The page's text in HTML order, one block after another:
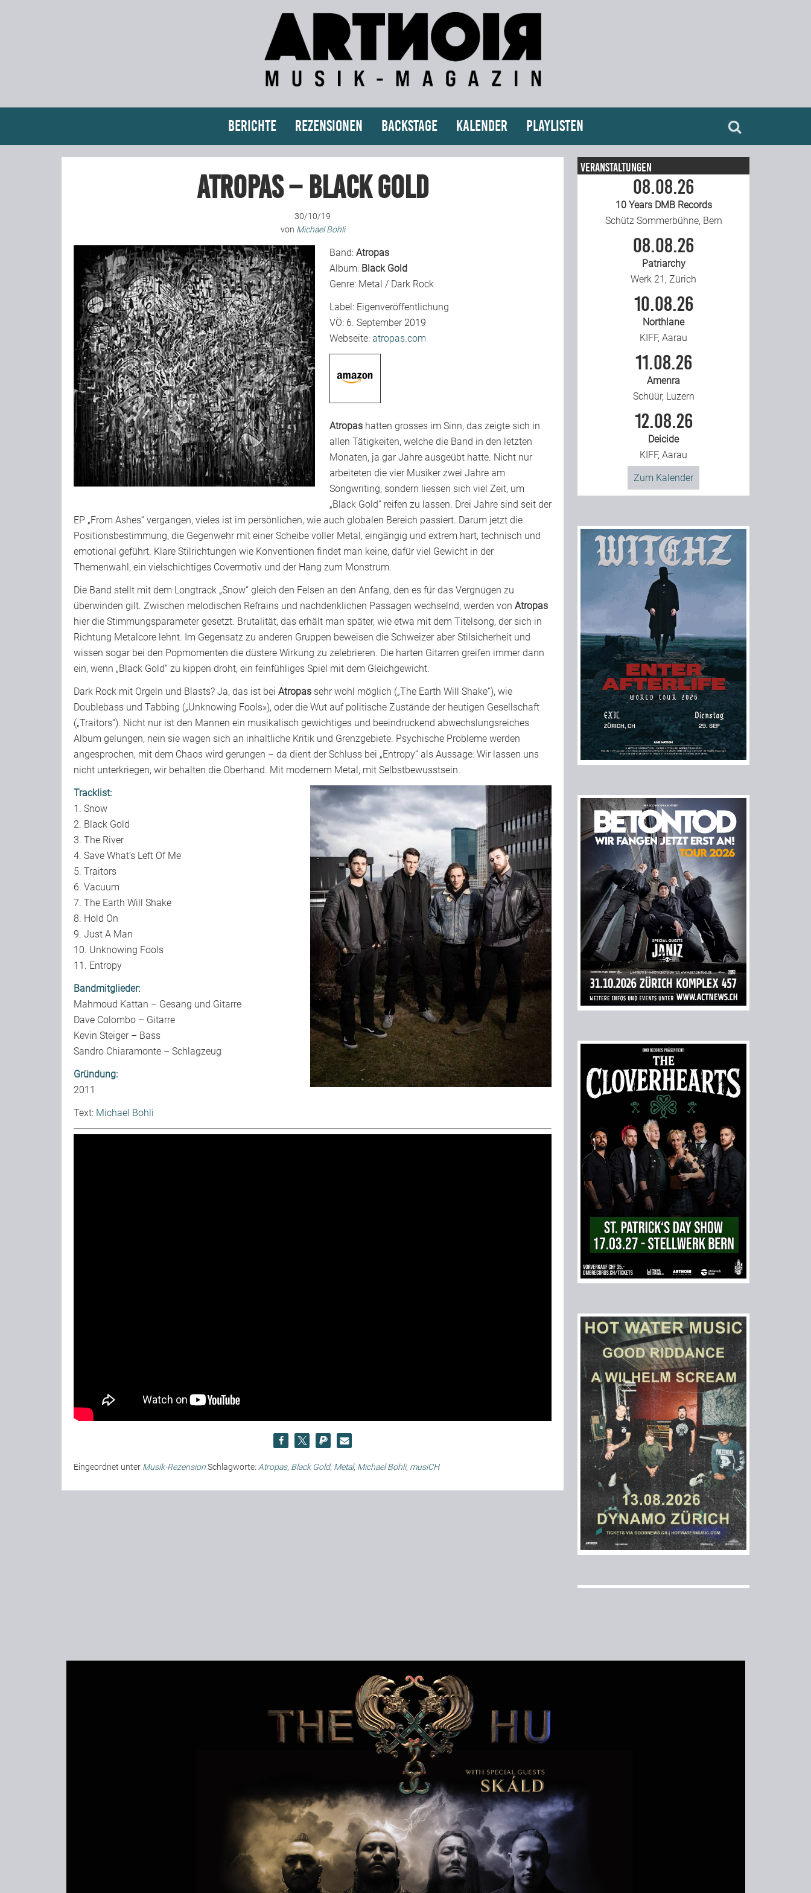
Berichte Rezensionen Backstage Kalender Playlisten
Atropas – Black Gold
30/10/19
von Michael Bohli
Band: Atropas
Album: Black Gold
Genre: Metal / Dark Rock
Label: Eigenveröffentlichung
VÖ: 6. September 2019
Webseite: atropas.com
Atropas hatten grosses im Sinn, das zeigte sich in
allen Tätigkeiten, welche die Band in den letzten
Monaten, ja gar Jahre ausgeübt hatte. Nicht nur
arbeiteten die vier Musiker zwei Jahre am
Songwriting, sondern liessen sich viel Zeit, um
„Black Gold“ reifen zu lassen. Drei Jahre sind seit der
EP „From Ashes“ vergangen, vieles ist im persönlichen, wie auch globalen Bereich passiert. Darum jetzt die
Positionsbestimmung, die Gegenwehr mit einer Scheibe voller Metal, eingängig und extrem hart, technisch und
emotional geführt. Klare Stilrichtungen wie Konventionen findet man keine, dafür viel Gewicht in der
Themenwahl, ein vielschichtiges Covermotiv und der Hang zum Monstrum.
Die Band stellt mit dem Longtrack „Snow“ gleich den Felsen an den Anfang, den es für das Vergnügen zu
überwinden gilt. Zwischen melodischen Refrains und nachdenklichen Passagen wechselnd, werden von Atropas
hier die Stimmungsparameter gesetzt. Brutalität, das erhält man später, wie etwa mit dem Titelsong, der sich in
Richtung Metalcore lehnt. Im Gegensatz zu anderen Gruppen beweisen die Schweizer aber Stilsicherheit und
wissen sogar bei den Popmomenten die düstere Wirkung zu zelebrieren. Die harten Gitarren greifen immer dann
ein, wenn „Black Gold“ zu kippen droht, ein feinfühliges Spiel mit dem Gleichgewicht.
Dark Rock mit Orgeln und Blasts? Ja, das ist bei Atropas sehr wohl möglich („The Earth Will Shake“), wie
Doublebass und Tabbing („Unknowing Fools»), oder die Wut auf politische Zustände der heutigen Gesellschaft
(„Traitors“). Nicht nur ist den Mannen ein musikalisch gewichtiges und beeindruckend abwechslungsreiches
Album gelungen, nein sie wagen sich an inhaltliche Kritik und Grenzgebiete. Psychische Probleme werden
angesprochen, mit dem Chaos wird gerungen – da dient der Schluss bei „Entropy“ als Aussage: Wir lassen uns
nicht unterkriegen, wir behalten die Oberhand. Mit modernem Metal, mit Selbstbewusstsein.
Tracklist:
1. Snow
2. Black Gold
3. The River
4. Save What’s Left Of Me
5. Traitors
6. Vacuum
7. The Earth Will Shake
8. Hold On
9. Just A Man
10. Unknowing Fools
11. Entropy
Bandmitglieder:
Mahmoud Kattan – Gesang und Gitarre
Dave Colombo – Gitarre
Kevin Steiger – Bass
Sandro Chiaramonte – Schlagzeug
Gründung:
2011
Text: Michael Bohli
Eingeordnet unter Musik-RezensionSchlagworte: Atropas, Black Gold, Metal, Michael Bohli, musiCH
Veranstaltungen
08.08.26
10 Years DMB Records
Schütz Sommerbühne, Bern
08.08.26
Patriarchy
Werk 21, Zürich
10.08.26
Northlane
KIFF, Aarau
11.08.26
Amenra
Schüür, Luzern
12.08.26
Deicide
KIFF, Aarau
Zum Kalender